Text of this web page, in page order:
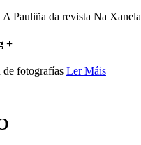
A Pauliña da revista Na Xanela
+
de fotografías Ler Máis